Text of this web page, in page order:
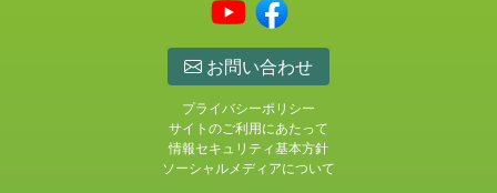
お問い合わせ
プライバシーポリシー
サイトのご利用にあたって
情報セキュリティ基本方針
ソーシャルメディアについて